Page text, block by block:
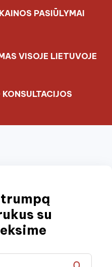
PASIŪLYMAI
VISOJE LIETUVOJE
KONSULTACIJOS
su